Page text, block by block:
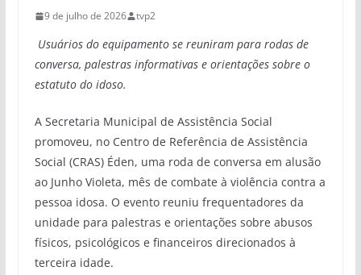
9 de julho de 2026 tvp2
Usuários do equipamento se reuniram para rodas de
conversa, palestras informativas e orientações sobre o
estatuto do idoso.
A Secretaria Municipal de Assistência Social
promoveu, no Centro de Referência de Assistência
Social (CRAS) Éden, uma roda de conversa em alusão
ao Junho Violeta, mês de combate à violência contra a
pessoa idosa. O evento reuniu frequentadores da
unidade para palestras e orientações sobre abusos
físicos, psicológicos e financeiros direcionados à
terceira idade.